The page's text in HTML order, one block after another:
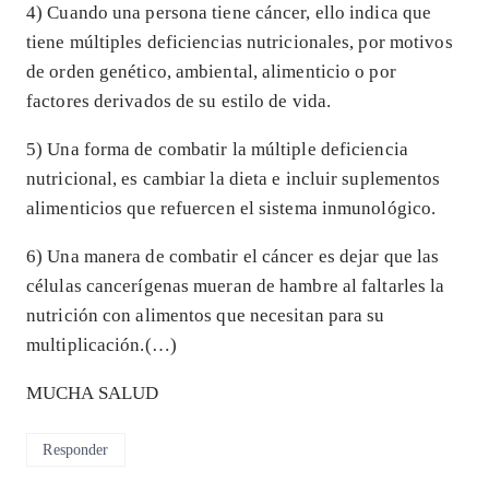
4) Cuando una persona tiene cáncer, ello indica que
tiene múltiples deficiencias nutricionales, por motivos
de orden genético, ambiental, alimenticio o por
factores derivados de su estilo de vida.
5) Una forma de combatir la múltiple deficiencia
nutricional, es cambiar la dieta e incluir suplementos
alimenticios que refuercen el sistema inmunológico.
6) Una manera de combatir el cáncer es dejar que las
células cancerígenas mueran de hambre al faltarles la
nutrición con alimentos que necesitan para su
multiplicación.(…)
MUCHA SALUD
Responder